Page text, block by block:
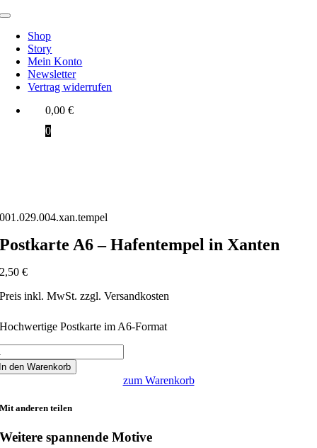
Zum
springen
Toggle
Navigation
Shop
Story
Mein Konto
Newsletter
Vertrag widerrufen
0,00€
0
001.029.004.xan.tempel
Postkarte A6 – Hafentempel in Xanten
2,50€
Preis inkl. MwSt. zzgl. Versandkosten
Hochwertige Postkarte im A6-Format
den Warenkorb
zum Warenkorb
Mit anderen teilen
Weitere spannende Motive